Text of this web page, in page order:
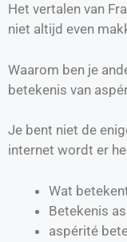
Het vertalen van
niet altijd even
Waarom ben je
betekenis van
Je bent niet de
internet wordt er
Wat
Betekenis
aspérité